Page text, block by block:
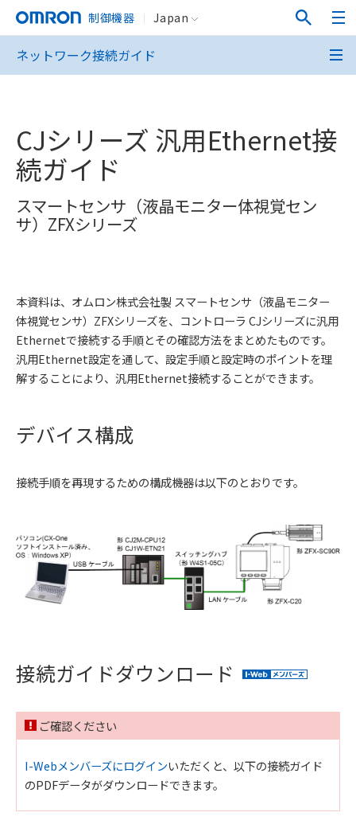
制御機器 Japan
ネットワーク接続ガイド
CJシリーズ 汎用Ethernet接
続ガイド
スマートセンサ（液晶モニター体視覚セン
サ）ZFXシリーズ
本資料は、オムロン株式会社製 スマートセンサ（液晶モニター
体視覚センサ）ZFXシリーズを、コントローラ CJシリーズに汎用
Ethernetで接続する手順とその確認方法をまとめたものです。
汎用Ethernet設定を通して、設定手順と設定時のポイントを理
解することにより、汎用Ethernet接続することができます。
デバイス構成
接続手順を再現するための構成機器は以下のとおりです。
接続ガイドダウンロード
ご確認ください
I-Webメンバーズにログインいただくと、以下の接続ガイド
のPDFデータがダウンロードできます。